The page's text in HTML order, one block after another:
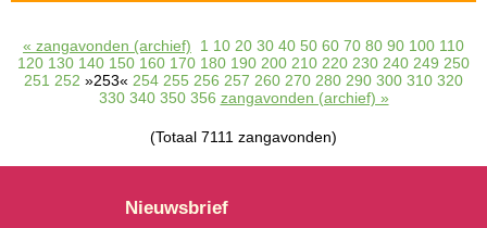
« zangavonden (archief) 1 10 20 30 40 50 60 70 80 90 100 110
120 130 140 150 160 170 180 190 200 210 220 230 240 249 250
251 252 »253« 254 255 256 257 260 270 280 290 300 310 320
330 340 350 356 zangavonden (archief) »
(Totaal 7111 zangavonden)
Nieuwsbrief